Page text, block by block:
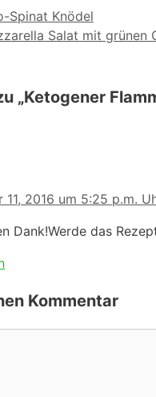
Spinat Knödel
Salat mit grünen
„Ketogener
11, 2016 um 5:25 p.m.
Dank!Werde das
Kommentar